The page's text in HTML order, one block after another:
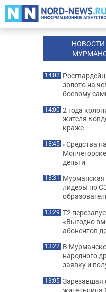
14:02
золото на
боевому
14:00 2 года
жителя
краже
13:45 «Средства
деньги
13:31 Мурманская
лидеры по
13:29 Т2
«Выгодно
абонентов
13:22 В
народного
заявку и
13:05 Зарезавшая
жительница